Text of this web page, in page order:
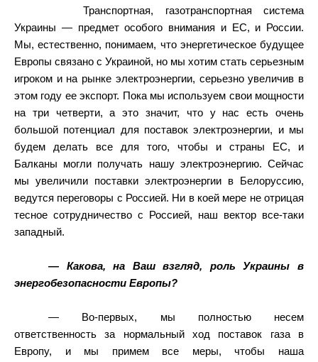
Транспортная, газотранспортная система
Украины — предмет особого внимания и ЕС, и России.
Мы, естественно, понимаем, что энергетическое будущее
Европы связано с Украиной, но мы хотим стать серьезным
игроком и на рынке электроэнергии, серьезно увеличив в
этом году ее экспорт. Пока мы используем свои мощности
на три четверти, а это значит, что у нас есть очень
большой потенциал для поставок электроэнергии, и мы
будем делать все для того, чтобы и страны ЕС, и
Балканы могли получать нашу электроэнергию. Сейчас
мы увеличили поставки электроэнергии в Белоруссию,
ведутся переговоры с Россией. Ни в коей мере не отрицая
тесное сотрудничество с Россией, наш вектор все-таки
западный.
— Какова, на Ваш взгляд, роль Украины в
энергобезопасности Европы?
— Во-первых, мы полностью несем
ответственность за нормальный ход поставок газа в
Европу, и мы примем все меры, чтобы наша